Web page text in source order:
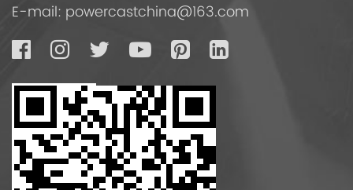
E-mail: powercastchina@163.com